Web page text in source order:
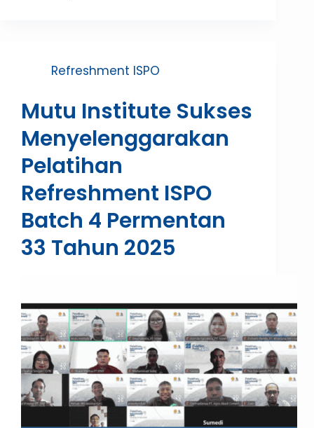
Refreshment ISPO
Mutu Institute Sukses
Menyelenggarakan
Pelatihan
Refreshment ISPO
Batch 4 Permentan
33 Tahun 2025